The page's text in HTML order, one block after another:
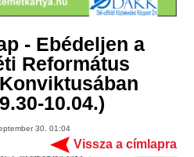
- Ebédeljen a
Református
10.04.)
30. 01:04
Vissza a címlapra